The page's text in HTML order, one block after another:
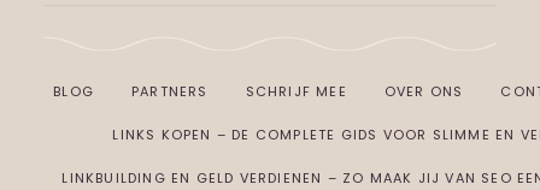
BLOG PARTNERS SCHRIJF MEE OVER ONS
LINKS KOPEN – DE COMPLETE GIDS VOOR SLIMME EN
LINKBUILDING EN GELD VERDIENEN – ZO MAAK JIJ VAN SEO